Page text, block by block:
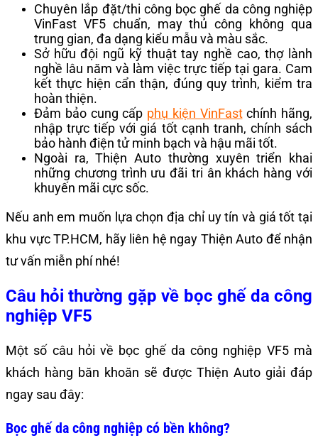
Chuyên lắp đặt/thi công bọc ghế da công nghiệp
VinFast VF5 chuẩn, may thủ công không qua
trung gian, đa dạng kiểu mẫu và màu sắc.
Sở hữu đội ngũ kỹ thuật tay nghề cao, thợ lành
nghề lâu năm và làm việc trực tiếp tại gara. Cam
kết thực hiện cẩn thận, đúng quy trình, kiểm tra
hoàn thiện.
Đảm bảo cung cấp phụ kiện VinFastchính hãng,
nhập trực tiếp với giá tốt cạnh tranh, chính sách
bảo hành điện tử minh bạch và hậu mãi tốt.
Ngoài ra, Thiện Auto thường xuyên triển khai
những chương trình ưu đãi tri ân khách hàng với
khuyến mãi cực sốc.
Nếu anh em muốn lựa chọn địa chỉ uy tín và giá tốt tại
khu vực TP.HCM, hãy liên hệ ngay Thiện Auto để nhận
tư vấn miễn phí nhé!
Câu hỏi thường gặp về bọc ghế da công
nghiệp VF5
Một số câu hỏi về bọc ghế da công nghiệp VF5 mà
khách hàng băn khoăn sẽ được Thiện Auto giải đáp
ngay sau đây:
Bọc ghế da công nghiệp có bền không?